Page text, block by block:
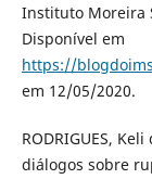
Instituto Moreira
Disponível em
https://
em 12/05/2020.
RODRIGUES,
diálogos sobre